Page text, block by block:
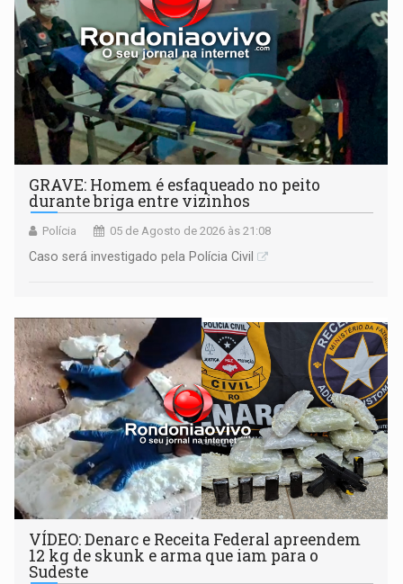
GRAVE: Homem é esfaqueado no peito
durante briga entre vizinhos
Polícia 05 de Agosto de 2026 às 21:08
Caso será investigado pela Polícia Civil
VÍDEO: Denarc e Receita Federal apreendem
12 kg de skunk e arma que iam para o
Sudeste